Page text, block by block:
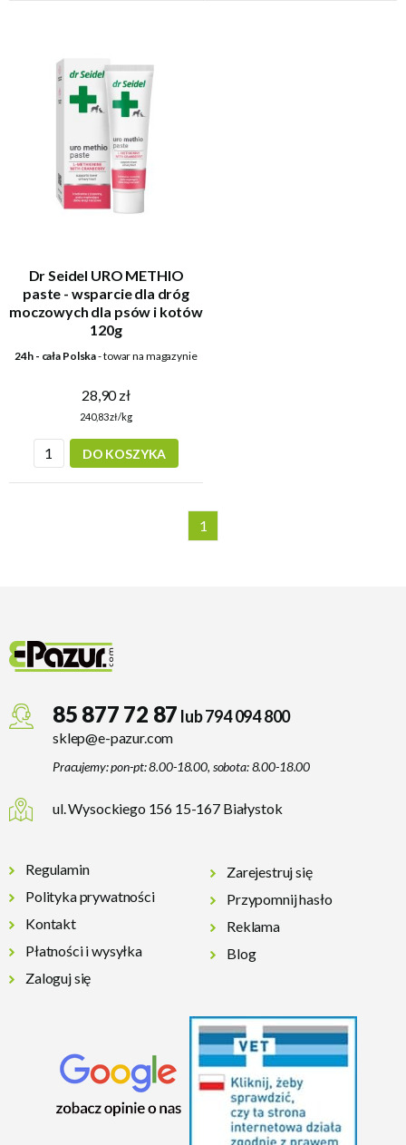
Dr Seidel URO METHIO
paste - wsparcie dla dróg
moczowych dla psów i kotów
120g
24h - cała Polska- towar na magazynie
28,90 zł
240,83 zł/kg
DO KOSZYKA
1
85 877 72 87 lub 794 094 800
sklep@e-pazur.com
Pracujemy: pon-pt: 8.00-18.00, sobota: 8.00-18.00
ul. Wysockiego 156 15-167 Białystok
Regulamin
Polityka prywatności
Kontakt
Płatności i wysyłka
Zaloguj się
Zarejestruj się
Przypomnij hasło
Reklama
Blog